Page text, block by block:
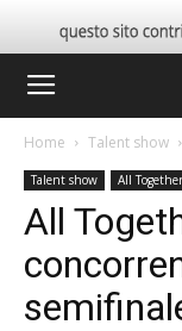
Home Talent show
Talent show All
All